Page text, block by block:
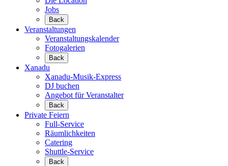
Jobs
Back
Veranstaltungen
Veranstaltungskalender
Fotogalerien
Back
Xanadu
Xanadu-Musik-Express
DJ buchen
Angebot für Veranstalter
Back
Private Feiern
Full-Service
Räumlichkeiten
Catering
Shuttle-Service
Back